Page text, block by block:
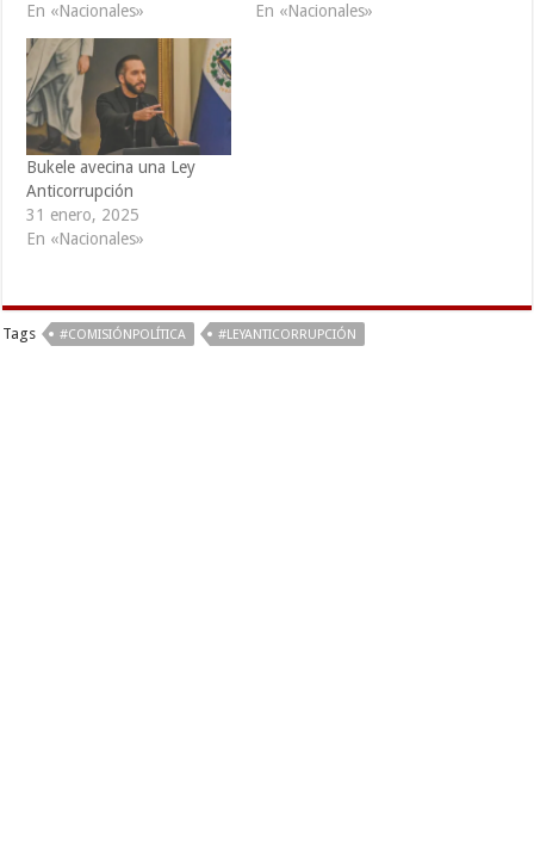
En «Nacionales»
En «Nacionales»
Bukele avecina una Ley
Anticorrupción
31 enero, 2025
En «Nacionales»
Tags #COMISIÓNPOLÍTICA #LEYANTICORRUPCIÓN